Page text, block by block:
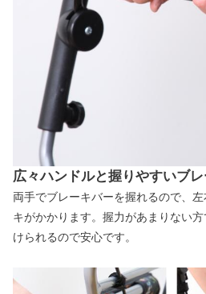
広々ハンドルと握りやすいブ
両手でブレーキバーを握れるので、
キがかかります。握力があまりない
けられるので安心です。